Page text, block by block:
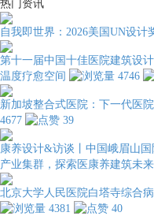
热门资讯
自我即世界：2026美国UN设计
第十一届中国十佳医院建筑设
温度疗愈空间
4746
新加坡整合式医院：下一代医
4677
39
康养设计&访谈丨中国峨眉山
产业集群，探索医康养建筑未
北京大学人民医院白塔寺综合
4381
40